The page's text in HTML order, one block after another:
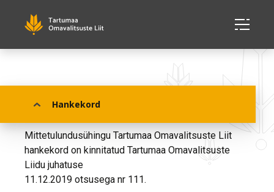
Hankekord
Hankekord
Mittetulundusühingu Tartumaa Omavalitsuste Liit
hankekord on kinnitatud Tartumaa Omavalitsuste
Liidu juhatuse
11.12.2019 otsusega nr 111.